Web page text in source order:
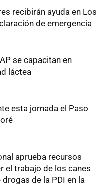
recibirán ayuda en Los
de emergencia
se capacitan en
láctea
esta jornada el Paso
aprueba recursos
el trabajo de los canes
de la PDI en la